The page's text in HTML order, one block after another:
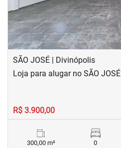
SÃO JOSÉ | Divinópolis
Loja para alugar no SÃO JOSÉ
R$ 3.900,00
300,00 m²
0